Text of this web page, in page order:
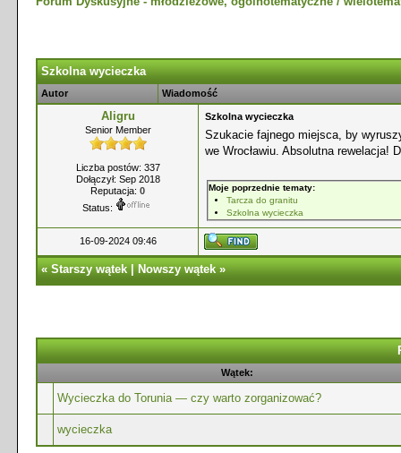
Szkolna wycieczka
Autor Wiadomość
Aligru
Senior Member
Liczba postów: 337
Dołączył: Sep 2018
Reputacja: 0
Status:
Szkolna wycieczka
Szukacie fajnego miejsca, by
we Wrocławiu. Absolutna rewelacja!
Moje poprzednie tematy:
Tarcza do granitu
Szkolna wycieczka
16-09-2024 09:46
«Starszy wątek|Nowszy wątek»
Wątek:
Wycieczka do Torunia — czy warto zorganizować?
wycieczka